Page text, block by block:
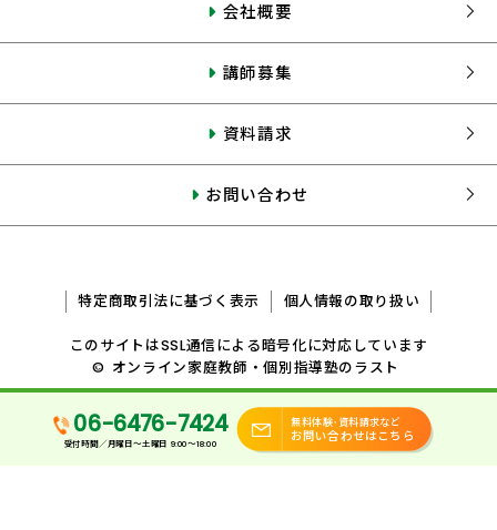
06-6476-7424
受付時間／月曜日〜土曜日 9:00～18:00
無料体験･資料請求など
お問い合わせはこちら
会社概要
講師募集
資料請求
お問い合わせ
特定商取引法に基づく表示 個人情報の取り扱い
このサイトはSSL通信による暗号化に対応しています
© オンライン家庭教師・個別指導塾のラスト